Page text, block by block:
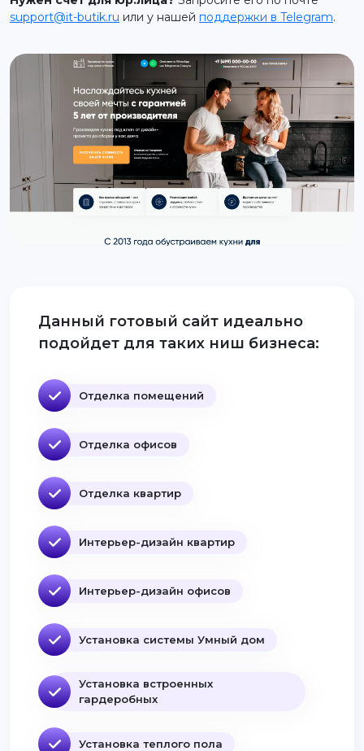
support@it-butik.ru или у нашей поддержки в Telegram.
Данный готовый сайт идеально
подойдет для таких ниш бизнеса:
Отделка помещений
Отделка офисов
Отделка квартир
Интерьер-дизайн квартир
Интерьер-дизайн офисов
Установка системы Умный дом
Установка встроенных
гардеробных
Установка теплого пола